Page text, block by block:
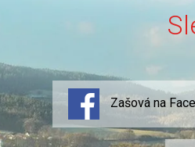
Zašová na